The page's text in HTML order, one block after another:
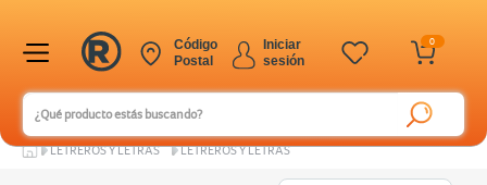
0
Iniciar
sesión
Código
Postal
LETREROS Y LETRAS LETREROS Y LETRAS